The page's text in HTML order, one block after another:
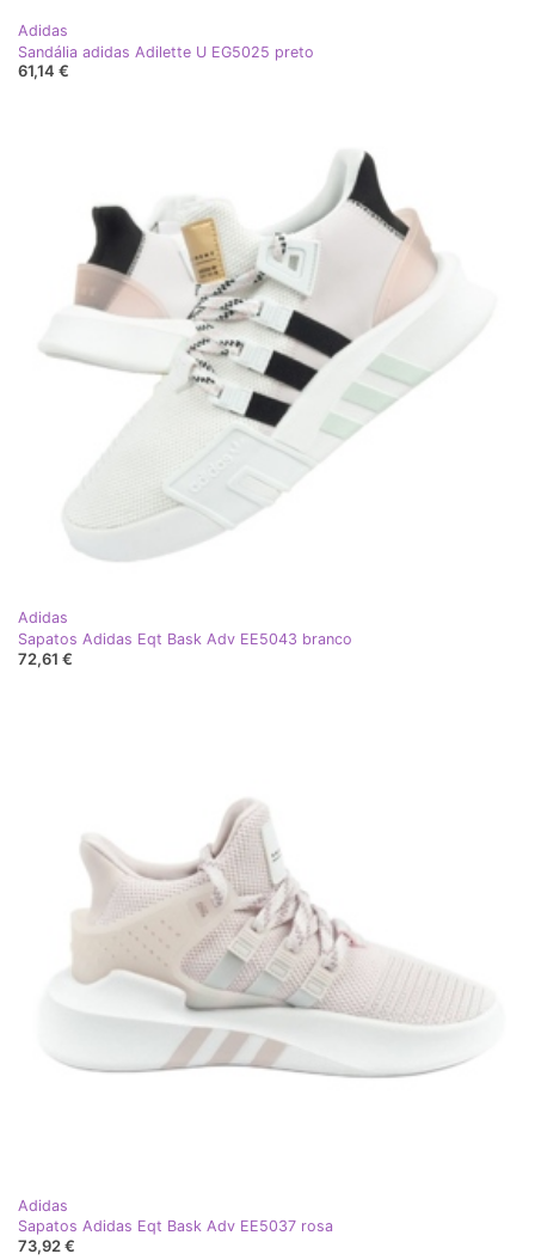
Adidas
Sandália adidas Adilette U EG5025 preto
61,14 €
Adidas
Sapatos Adidas Eqt Bask Adv EE5043 branco
72,61 €
Adidas
Sapatos Adidas Eqt Bask Adv EE5037 rosa
73,92 €